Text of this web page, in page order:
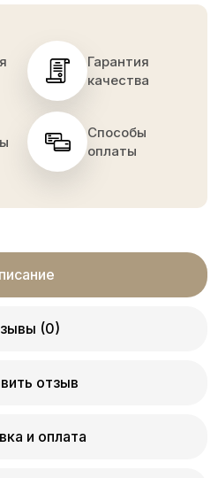
Гарантия
качества
Способы
оплаты
(0)
отзыв
и оплата